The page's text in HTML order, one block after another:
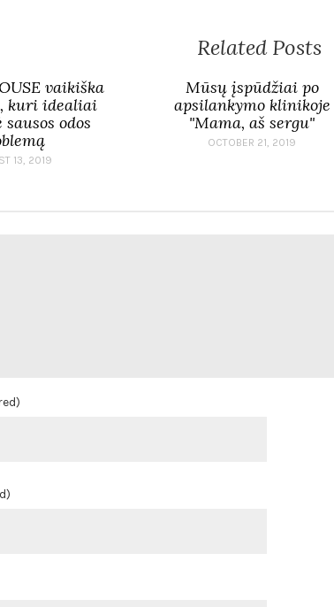
Related Posts
vaikiška
kuri idealiai
odos
13, 2019
Mūsų įspūdžiai po
apsilankymo klinikoje
"Mama, aš sergu"
OCTOBER 21, 2019